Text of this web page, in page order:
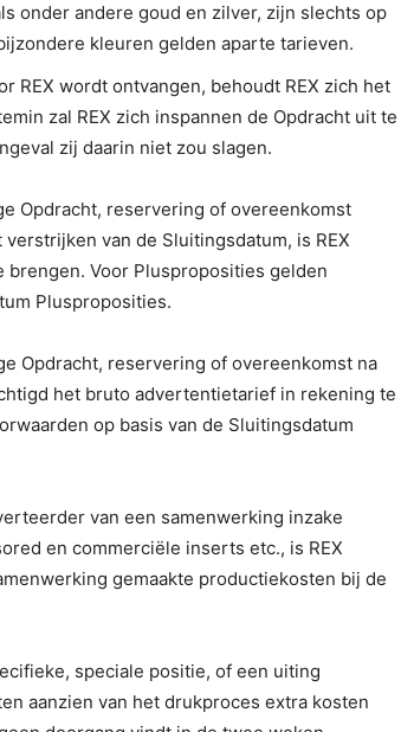
onder andere goud en zilver, zijn slechts op
kleuren gelden aparte tarieven.
REX wordt ontvangen, behoudt REX zich het
zal REX zich inspannen de Opdracht uit te
zij daarin niet zou slagen.
Opdracht, reservering of overeenkomst
van de Sluitingsdatum, is REX
Voor Plusproposities gelden
Plusproposities.
Opdracht, reservering of overeenkomst na
het bruto advertentietarief in rekening te
op basis van de Sluitingsdatum
van een samenwerking inzake
en commerciële inserts etc., is REX
gemaakte productiekosten bij de
speciale positie, of een uiting
aanzien van het drukproces extra kosten